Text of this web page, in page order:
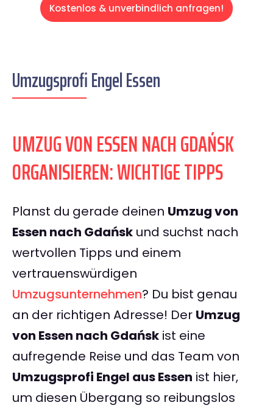
Kostenlos & unverbindlich anfragen!
Umzugsprofi Engel Essen
UMZUG VON ESSEN NACH GDAŃSK
ORGANISIEREN: WICHTIGE TIPPS
Planst du gerade deinen Umzug von
Essen nach Gdańsk und suchst nach
wertvollen Tipps und einem
vertrauenswürdigen
Umzugsunternehmen? Du bist genau
an der richtigen Adresse! Der Umzug
von Essen nach Gdańsk ist eine
aufregende Reise und das Team von
Umzugsprofi Engel aus Essen ist hier,
um diesen Übergang so reibungslos